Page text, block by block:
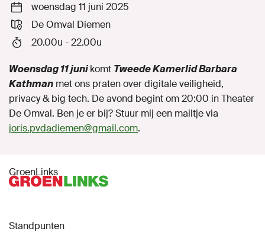
woensdag 11 juni 2025
De Omval Diemen
20.00u - 22.00u
Woensdag 11 junikomt Tweede Kamerlid Barbara
Kathman met ons praten over digitale veiligheid,
privacy & big tech. De avond begint om 20:00 in Theater
De Omval. Ben je er bij? Stuur mij een mailtje via
joris.pvdadiemen@gmail.com.
GroenLinks
Standpunten